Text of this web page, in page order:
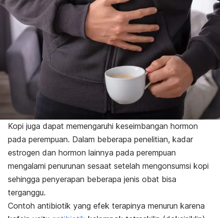
Kopi juga dapat memengaruhi keseimbangan hormon
pada perempuan. Dalam beberapa penelitian, kadar
estrogen dan hormon lainnya pada perempuan
mengalami penurunan sesaat setelah mengonsumsi kopi
sehingga penyerapan beberapa jenis obat bisa
terganggu.
Contoh antibiotik yang efek terapinya menurun karena